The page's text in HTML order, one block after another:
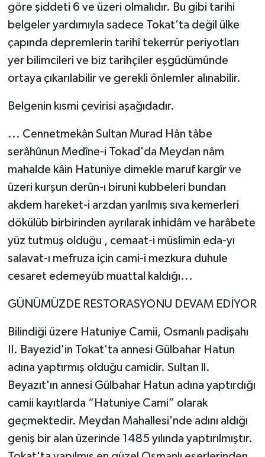
göre şiddeti 6 ve üzeri olmalıdır. Bu gibi tarihi
belgeler yardımıyla sadece Tokat’ta değil ülke
çapında depremlerin tarihî tekerrür periyotları
yer bilimcileri ve biz tarihçiler eşgüdümünde
ortaya çıkarılabilir ve gerekli önlemler alınabilir.
Belgenin kısmi çevirisi aşağıdadır.
... Cennetmekân Sultan Murad Hân tâbe
serâhûnun Medîne-i Tokad'da Meydan nâm
mahalde kâin Hatuniye dimekle maruf kargîr ve
üzeri kurşun derûn-ı biruni kubbeleri bundan
akdem hareket-i arzdan yarılmış sıva kemerleri
dökülüb birbirinden ayrılarak inhidâm ve harâbete
yüz tutmuş olduğu , cemaat-i müslimin eda-yı
salavat-ı mefruza için cami-i mezkura duhule
cesaret edemeyüb muattal kaldığı...
GÜNÜMÜZDE RESTORASYONU DEVAM EDİYOR
Bilindiği üzere Hatuniye Camii, Osmanlı padişahı
II. Bayezid'in Tokat'ta annesi Gülbahar Hatun
adına yaptırmış olduğu camidir. Sultan ll.
Beyazıt'ın annesi Gülbahar Hatun adına yaptırdığı
camii kayıtlarda “Hatuniye Cami” olarak
geçmektedir. Meydan Mahallesi'nde adını aldığı
geniş bir alan üzerinde 1485 yılında yaptırılmıştır.